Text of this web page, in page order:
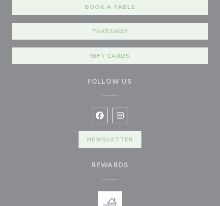
BOOK A TABLE
TAKEAWAY
GIFT CARDS
FOLLOW US
Facebook ((opens in a new
Instagram ((opens in a new
NEWSLETTER
REWARDS